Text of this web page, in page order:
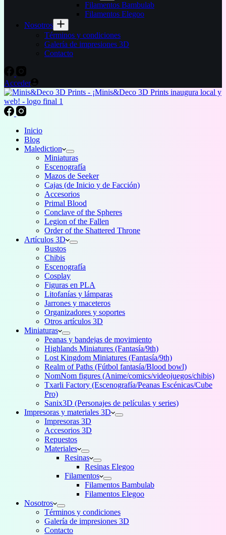
Filamentos Bambulab
Filamentos Elegoo
Nosotros
Términos y condiciones
Galería de impresiones 3D
Contacto
Acceder
Inicio
Blog
Malediction
Miniaturas
Escenografía
Mazos de Seeker
Cajas (de Inicio y de Facción)
Accesorios
Primal Blood
Conclave of the Spheres
Legion of the Fallen
Order of the Shattered Throne
Artículos 3D
Bustos
Chibis
Escenografía
Cosplay
Figuras en PLA
Litofanías y lámparas
Jarrones y maceteros
Organizadores y soportes
Otros artículos 3D
Miniaturas
Peanas y bandejas de movimiento
Highlands Miniatures (Fantasía/9th)
Lost Kingdom Miniatures (Fantasía/9th)
Realm of Paths (Fútbol fantasía/Blood bowl)
NomNom figures (Anime/comics/videojuegos/chibis)
Txarli Factory (Escenografía/Peanas Escénicas/Cube
Pro)
Sanix3D (Personajes de películas y series)
Impresoras y materiales 3D
Impresoras 3D
Accesorios 3D
Repuestos
Materiales
Resinas
Resinas Elegoo
Filamentos
Filamentos Bambulab
Filamentos Elegoo
Nosotros
Términos y condiciones
Galería de impresiones 3D
Contacto